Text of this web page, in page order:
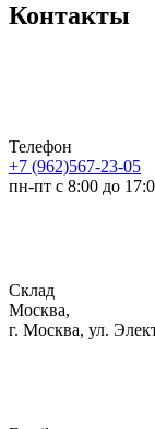
Контакты
Телефон
+7 (962)567-23-05
пн-пт с 8:00 до
Склад
Москва,
г. Москва, ул.